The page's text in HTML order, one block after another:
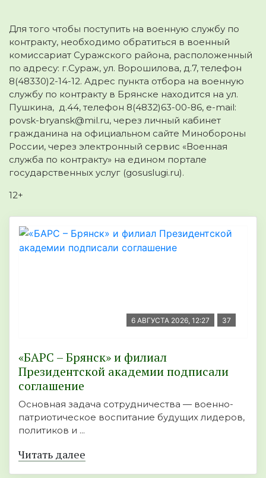
Для того чтобы поступить на военную службу по
контракту, необходимо обратиться в военный
комиссариат Суражского района, расположенный
по адресу: г.Сураж, ул. Ворошилова, д.7, телефон
8(48330)2-14-12. Адрес пункта отбора на военную
службу по контракту в Брянске находится на ул.
Пушкина, д.44, телефон 8(4832)63-00-86, e-mail:
povsk-bryansk@mil.ru, через личный кабинет
гражданина на официальном сайте Минобороны
России, через электронный сервис «Военная
служба по контракту» на едином портале
государственных услуг (gosuslugi.ru).
12+
6 АВГУСТА 2026, 12:27 37
«БАРС – Брянск» и филиал
Президентской академии подписали
соглашение
Основная задача сотрудничества — военно-
патриотическое воспитание будущих лидеров,
политиков и ...
Читать далее